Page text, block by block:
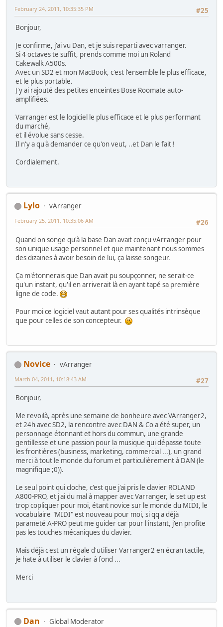
#25
February 24, 2011, 10:35:35 PM
Bonjour,
Je confirme, j'ai vu Dan, et je suis reparti avec varranger.
Si 4 octaves te suffit, prends comme moi un Roland
Cakewalk A500s.
Avec un SD2 et mon MacBook, c'est l'ensemble le plus efficace,
et le plus portable.
J'y ai rajouté des petites enceintes Bose Roomate auto-
amplifiées.
Varranger est le logiciel le plus efficace et le plus performant
du marché,
et il évolue sans cesse.
Il n'y a qu'à demander ce qu'on veut, ..et Dan le fait !
Cordialement.
Lylo
vArranger
#26
February 25, 2011, 10:35:06 AM
Quand on songe qu'à la base Dan avait conçu vArranger pour
son unique usage personnel et que maintenant nous sommes
des dizaines à avoir besoin de lui, ça laisse songeur.
Ça m'étonnerais que Dan avait pu soupçonner, ne serait-ce
qu'un instant, qu'il en arriverait là en ayant tapé sa première
ligne de code.
Pour moi ce logiciel vaut autant pour ses qualités intrinsèque
que pour celles de son concepteur.
Novice
vArranger
#27
March 04, 2011, 10:18:43 AM
Bonjour,
Me revoilà, après une semaine de bonheure avec VArranger2,
et 24h avec SD2, la rencontre avec DAN & Co a été super, un
personnage étonnant et hors du commun, une grande
gentillesse et une passion pour la musique qui dépasse toute
les frontières (business, marketing, commercial ...), un grand
merci à tout le monde du forum et particulièrement à DAN (le
magnifique ;0)).
Le seul point qui cloche, c'est que j'ai pris le clavier ROLAND
A800-PRO, et j'ai du mal à mapper avec Varranger, le set up est
trop copliquer pour moi, étant novice sur le monde du MIDI, le
vocabulaire "MIDI" est nouveau pour moi, si qq a déjà
parameté A-PRO peut me guider car pour l'instant, j'en profite
pas les touches mécaniques du clavier.
Mais déjà c'est un régale d'utiliser Varranger2 en écran tactile,
je hate à utiliser le clavier à fond ...
Merci
Dan
Global Moderator